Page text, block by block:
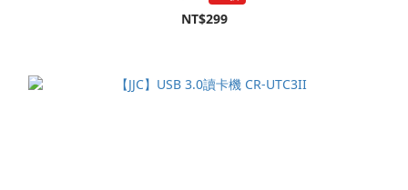
NT$299